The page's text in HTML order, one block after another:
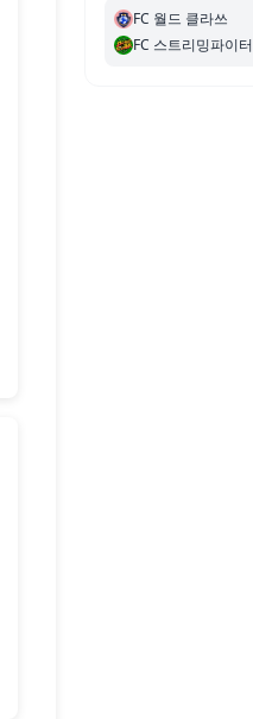
FC 월드 클라쓰
FC 스트리밍파이터